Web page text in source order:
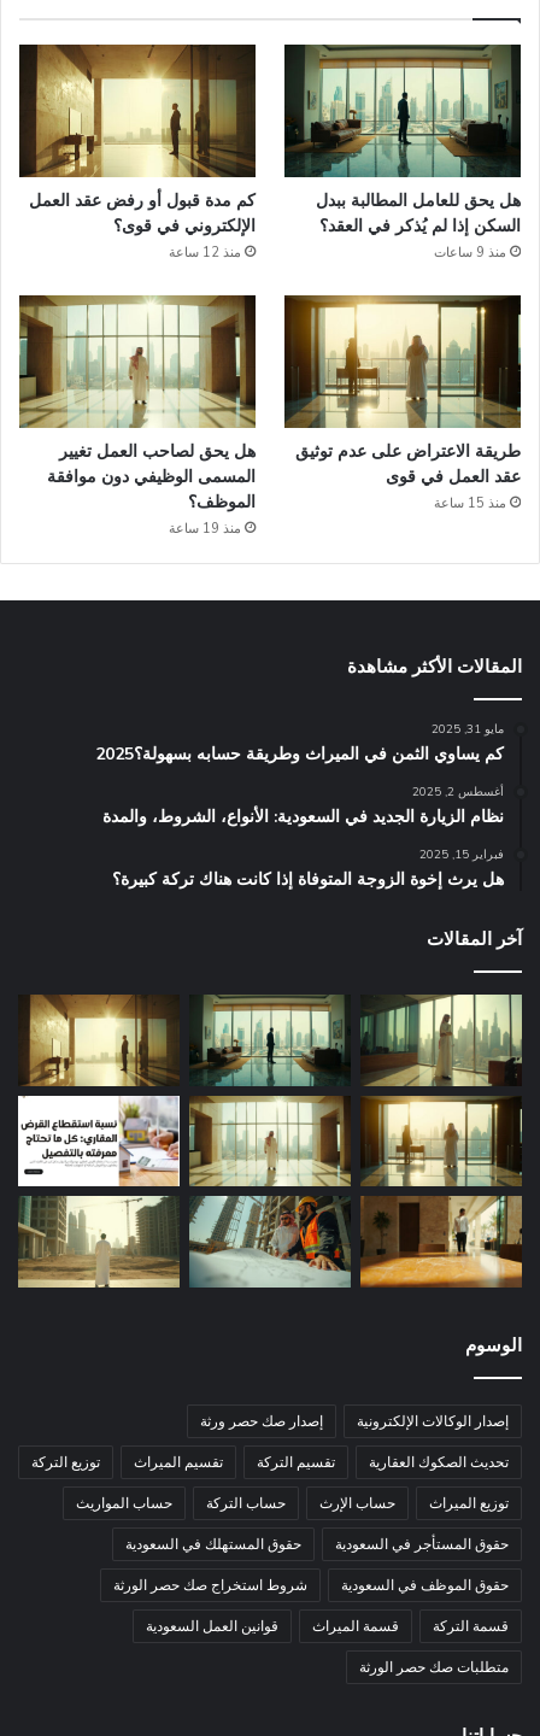
هل يحق للعامل المطالبة ببدل
السكن إذا لم يُذكر في العقد؟
منذ 9 ساعات
كم مدة قبول أو رفض عقد العمل
الإلكتروني في قوى؟
منذ 12 ساعة
طريقة الاعتراض على عدم توثيق
عقد العمل في قوى
منذ 15 ساعة
هل يحق لصاحب العمل تغيير
المسمى الوظيفي دون موافقة
الموظف؟
منذ 19 ساعة
المقالات الأكثر مشاهدة
مايو 31, 2025
كم يساوي الثمن في الميراث​ وطريقة حسابه بسهولة؟2025
أغسطس 2, 2025
نظام الزيارة الجديد في السعودية: الأنواع، الشروط، والمدة
فبراير 15, 2025
هل يرث إخوة الزوجة المتوفاة إذا كانت هناك تركة كبيرة؟
آخر المقالات
الوسوم
إصدار الوكالات الإلكترونية إصدار صك حصر ورثة
تحديث الصكوك العقارية تقسيم التركة تقسيم الميراث توزيع التركة
توزيع الميراث حساب الإرث حساب التركة حساب المواريث
حقوق المستأجر في السعودية حقوق المستهلك في السعودية
حقوق الموظف في السعودية شروط استخراج صك حصر الورثة
قسمة التركة قسمة الميراث قوانين العمل السعودية
متطلبات صك حصر الورثة